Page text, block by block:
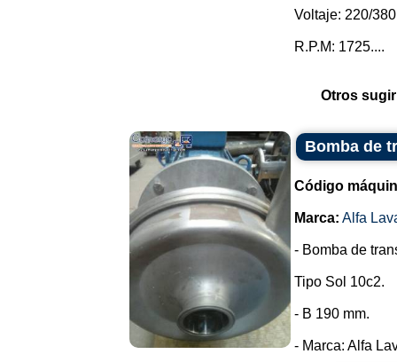
Voltaje: 220/
R.P.M: 1725....
Otros
Bomba de
Código
Marca: Alfa
- Bomba de
Tipo Sol 10c2.
- B 190 mm.
- Marca: Alfa